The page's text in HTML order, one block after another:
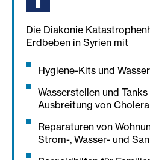
Die Diakonie
Erdbeben in Syrien mit
Hygiene-Kits und
Wasserstellen und
Ausbreitung von Cholera
Reparaturen von
Strom-, Wasser- und